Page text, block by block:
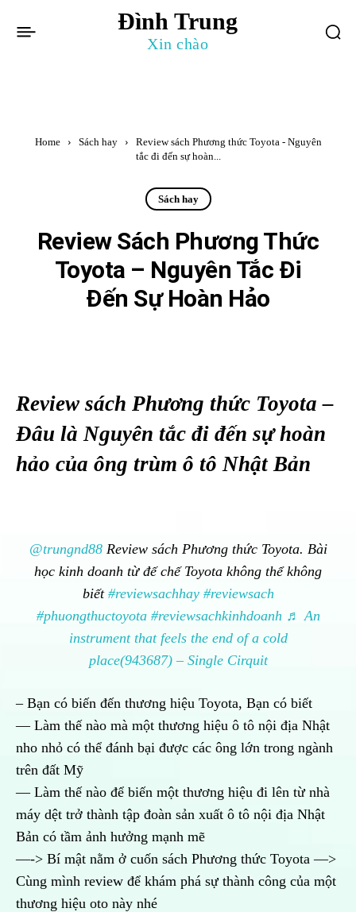
Đình Trung
Xin chào
Home Sách hay
Review sách Phương thức Toyota - Nguyên
tắc đi đến sự hoàn...
Sách hay
Review Sách Phương Thức
Toyota – Nguyên Tắc Đi
Đến Sự Hoàn Hảo
Review sách Phương thức Toyota –
Đâu là Nguyên tắc đi đến sự hoàn
hảo của ông trùm ô tô Nhật Bản
@trungnd88Review sách Phương thức Toyota. Bài
học kinh doanh từ đế chế Toyota không thể không
biết #reviewsachhay #reviewsach
#phuongthuctoyota #reviewsachkinhdoanh ♬ An
instrument that feels the end of a cold
place(943687) – Single Cirquit
– Bạn có biến đến thương hiệu Toyota, Bạn có biết
— Làm thế nào mà một thương hiệu ô tô nội địa Nhật
nho nhỏ có thể đánh bại được các ông lớn trong ngành
trên đất Mỹ
— Làm thế nào để biến một thương hiệu đi lên từ nhà
máy dệt trở thành tập đoàn sản xuất ô tô nội địa Nhật
Bản có tầm ảnh hưởng mạnh mẽ
—-> Bí mật nằm ở cuốn sách Phương thức Toyota —>
Cùng mình review để khám phá sự thành công của một
thương hiệu oto này nhé